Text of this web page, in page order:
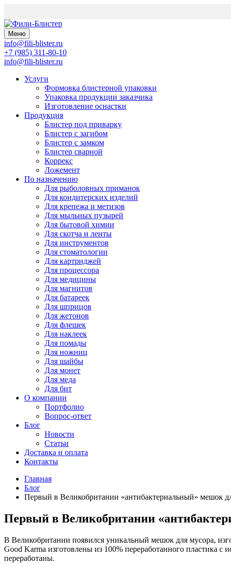
Меню
info@fili-blister.ru
+7 (985) 311-80-10
info@fili-blister.ru
Услуги
Формовка блистерной упаковки
Упаковка продукции заказчика
Изготовление оснастки
Продукция
Блистер под приварку
Блистер с загибом
Блистер с замком
Блистер сварной
Коррекс
Ложемент
По назначению
Для рыболовных приманок
Для кондитерских изделий
Для крепежа и метизов
Для мыльных пузырей
Для бытовой химии
Для скотча и ленты
Для инструментов
Для стоматологии
Для картриджей
Для процессора
Для медицины
Для магнитов
Для батареек
Для шприцов
Для жетонов
Для флешек
Для наклеек
Для помады
Для ножниц
Для шайбы
Для монет
Для меда
Для бит
О компании
Портфолио
Вопрос-ответ
Блог
Новости
Статьи
Доставка и оплата
Контакты
Главная
Блог
Первый в Великобритании «антибактериальный» мешок
Первый в Великобритании
В Великобритании появился уникальный мешок для мусора,
Good Karma изготовлены из 100% переработанного пластика
переработаны.